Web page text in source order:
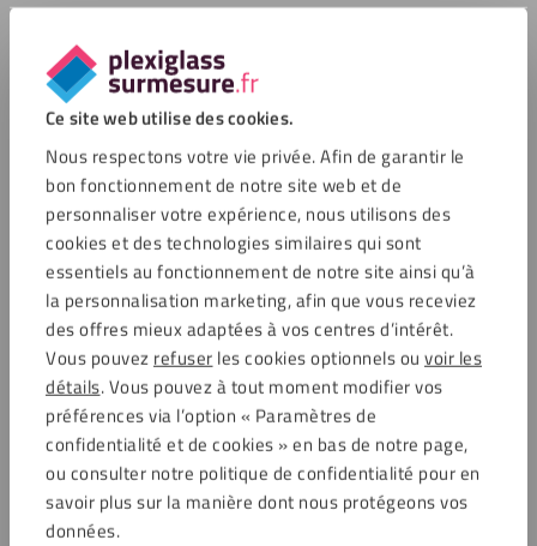
Ce site web utilise des cookies.
Nous respectons votre vie privée. Afin de garantir le
bon fonctionnement de notre site web et de
personnaliser votre expérience, nous utilisons des
cookies et des technologies similaires qui sont
essentiels au fonctionnement de notre site ainsi qu’à
la personnalisation marketing, afin que vous receviez
des offres mieux adaptées à vos centres d’intérêt.
Vous pouvez refuser les cookies optionnels ou voir les
détails. Vous pouvez à tout moment modifier vos
préférences via l’option « Paramètres de
confidentialité et de cookies » en bas de notre page,
ou consulter notre politique de confidentialité pour en
savoir plus sur la manière dont nous protégeons vos
données.